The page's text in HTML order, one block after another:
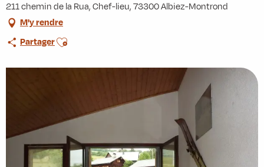
211 chemin de la Rua, Chef-lieu, 73300 Albiez-Montrond
M'y rendre
PartagerAjouter aux favoris